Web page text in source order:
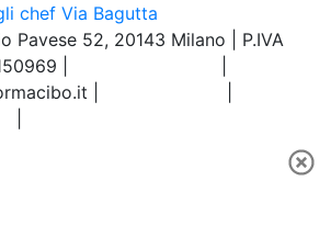
chef Via Bagutta
Pavese 52, 20143 Milano | P.IVA
|